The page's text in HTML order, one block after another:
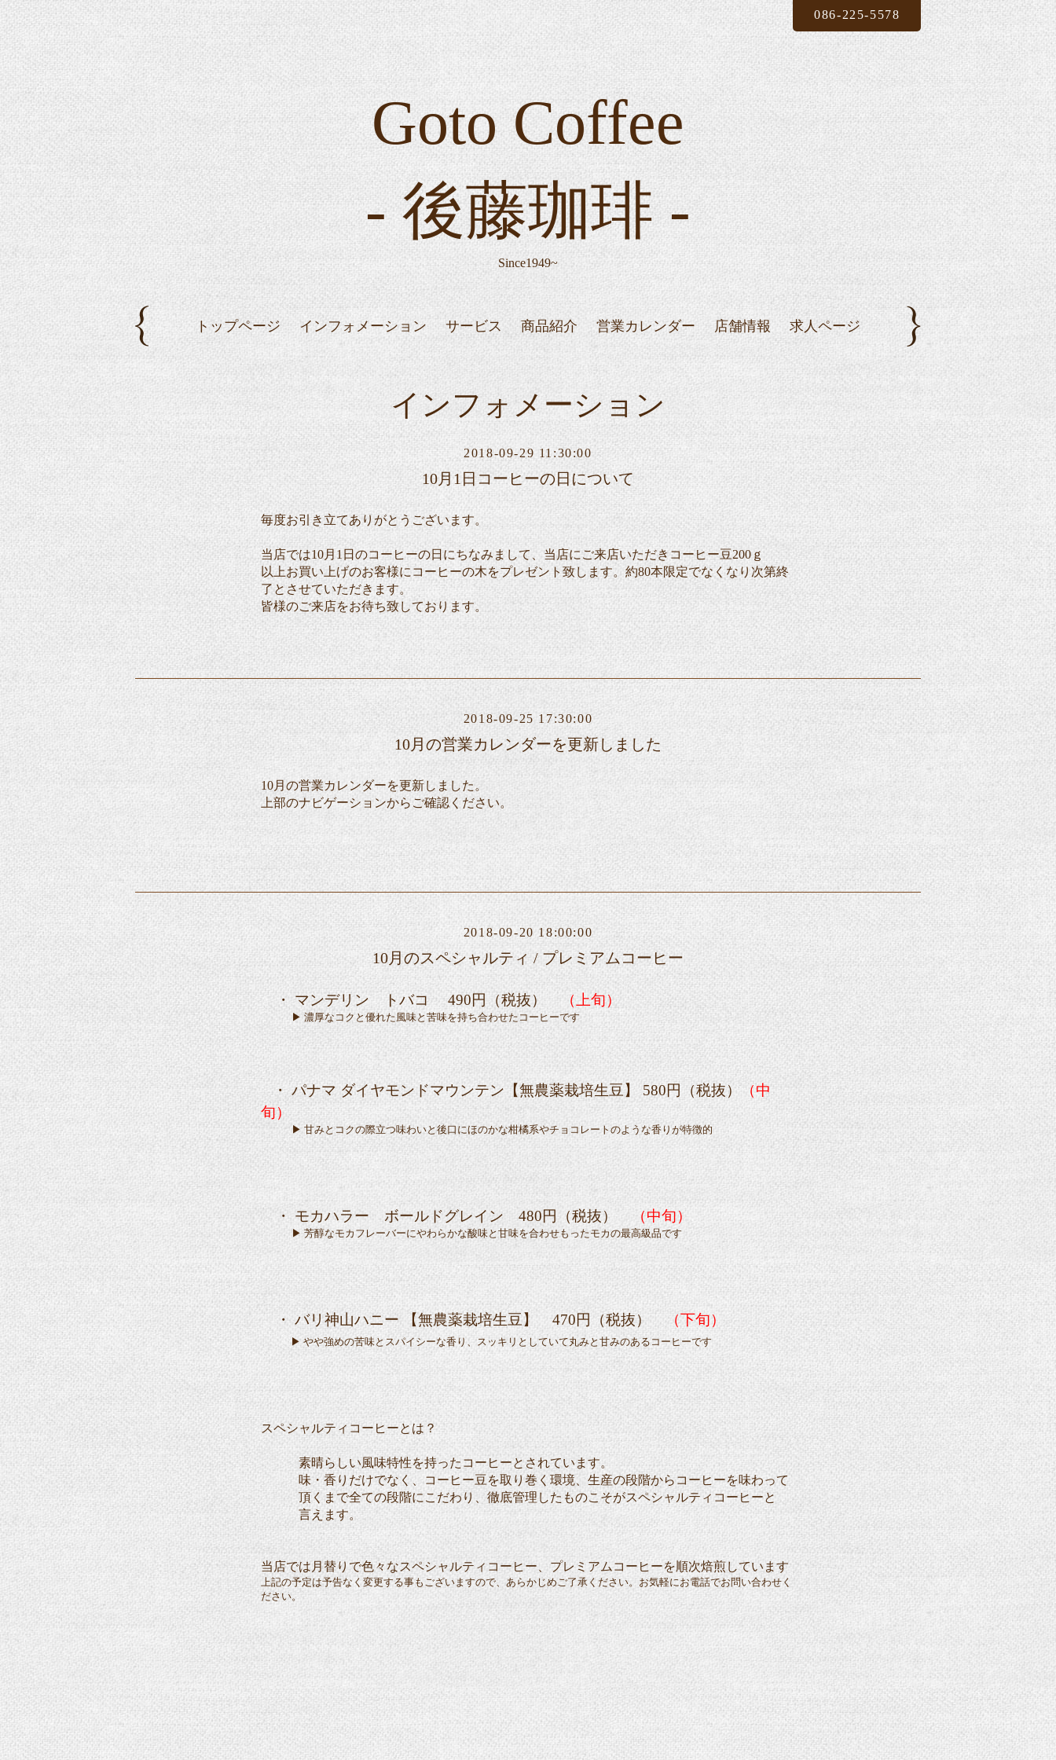
Goto Coffee
- 後藤珈琲 -
Since1949~
086-225-5578
トップページ インフォメーション サービス 商品紹介 営業カレンダー 店舗情報 求人ページ
インフォメーション
2018-09-29 11:30:00
10月1日コーヒーの日について
毎度お引き立てありがとうございます。
当店では10月1日のコーヒーの日にちなみまして、当店にご来店いただきコーヒー豆200ｇ
以上お買い上げのお客様にコーヒーの木をプレゼント致します。約80本限定でなくなり次第終
了とさせていただきます。
皆様のご来店をお待ち致しております。
2018-09-25 17:30:00
10月の営業カレンダーを更新しました
10月の営業カレンダーを更新しました。
上部のナビゲーションからご確認ください。
2018-09-20 18:00:00
10月のスペシャルティ / プレミアムコーヒー
・ マンデリン トバコ 490円（税抜） （上旬）
▶ 濃厚なコクと優れた風味と苦味を持ち合わせたコーヒーです
・ パナマ ダイヤモンドマウンテン 【無農薬栽培生豆】 580円（税抜）（中
旬）
▶ 甘みとコクの際立つ味わいと後口にほのかな柑橘系やチョコレートのような香りが特徴的
・ モカハラー ボールドグレイン 480円（税抜） （中旬）
▶ 芳醇なモカフレーバーにやわらかな酸味と甘味を合わせもったモカの最高級品です
・ バリ神山ハニー 【無農薬栽培生豆】 470円（税抜） （下旬）
▶ やや強めの苦味とスパイシーな香り、スッキリとしていて丸みと甘みのあるコーヒーです
スペシャルティコーヒーとは？
素晴らしい風味特性を持ったコーヒーとされています。
味・香りだけでなく、コーヒー豆を取り巻く環境、生産の段階からコーヒーを味わって
頂くまで全ての段階にこだわり、徹底管理したものこそがスペシャルティコーヒーと
言えます。
当店では月替りで色々なスペシャルティコーヒー、プレミアムコーヒーを順次焙煎しています
上記の予定は予告なく変更する事もございますので、あらかじめご了承ください。お気軽にお電話でお問い合わせく
ださい。